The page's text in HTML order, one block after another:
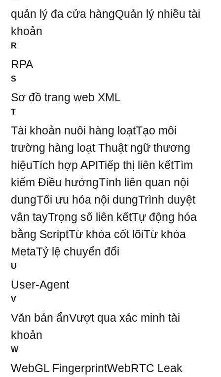
quản lý đa cửa hàngQuản lý nhiều tài
khoản
R
RPA
S
Sơ đồ trang web XML
T
Tài khoản nuôi hàng loạtTạo môi
trường hàng loạtThuật ngữ thương
hiệuTích hợp APITiếp thị liên kếtTìm
kiếm Điều hướngTính liên quan nội
dungTối ưu hóa nội dungTrình duyệt
vân tayTrọng số liên kếtTự động hóa
bằng ScriptTừ khóa cốt lõiTừ khóa
MetaTỷ lệ chuyển đổi
U
User-Agent
V
Văn bản ẩnVượt qua xác minh tài
khoản
W
WebGL FingerprintWebRTC Leak